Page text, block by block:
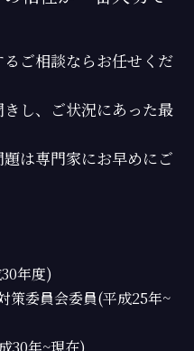
ご相談ならお任せくだ
し、ご状況にあった最
は専門家にお早めにご
年度)
策委員会委員(平成25年~